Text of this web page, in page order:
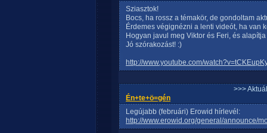
Sziasztok!
Bocs, ha rossz a témakör, de gondoltam
Érdemes végignézni a lenti videót, ha van
Hogyan javul meg Viktor és Feri, és
Jó szórakozást! :)
http://www.youtube.com/
>>>
Én+te+ö=gén
Legújabb (februári) Erowid hírlevél:
http://www.erowid.org/general/announce/